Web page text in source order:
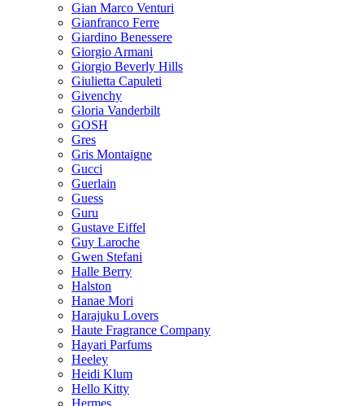
Gian Marco Venturi
Gianfranco Ferre
Giardino Benessere
Giorgio Armani
Giorgio Beverly Hills
Giulietta Capuleti
Givenchy
Gloria Vanderbilt
GOSH
Gres
Gris Montaigne
Gucci
Guerlain
Guess
Guru
Gustave Eiffel
Guy Laroche
Gwen Stefani
Halle Berry
Halston
Hanae Mori
Harajuku Lovers
Haute Fragrance Company
Hayari Parfums
Heeley
Heidi Klum
Hello Kitty
Hermes